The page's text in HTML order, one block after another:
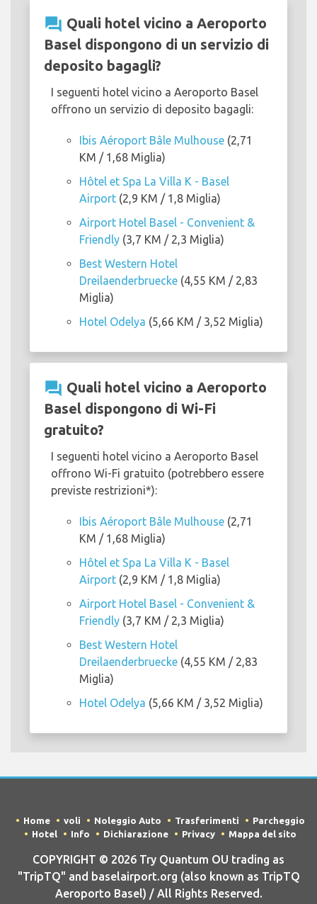
question_answer Quali hotel vicino a Aeroporto
Basel dispongono di un servizio di
deposito bagagli?
I seguenti hotel vicino a Aeroporto Basel
offrono un servizio di deposito bagagli:
Ibis Aéroport Bâle Mulhouse (2,71
KM / 1,68 Miglia)
Hôtel et Spa La Villa K - Basel
Airport (2,9 KM / 1,8 Miglia)
Airport Hotel Basel - Convenient &
Friendly (3,7 KM / 2,3 Miglia)
Best Western Hotel
Dreilaenderbruecke (4,55 KM / 2,83
Miglia)
Hotel Odelya (5,66 KM / 3,52 Miglia)
question_answer Quali hotel vicino a Aeroporto
Basel dispongono di Wi-Fi
gratuito?
I seguenti hotel vicino a Aeroporto Basel
offrono Wi-Fi gratuito (potrebbero essere
previste restrizioni*):
Ibis Aéroport Bâle Mulhouse (2,71
KM / 1,68 Miglia)
Hôtel et Spa La Villa K - Basel
Airport (2,9 KM / 1,8 Miglia)
Airport Hotel Basel - Convenient &
Friendly (3,7 KM / 2,3 Miglia)
Best Western Hotel
Dreilaenderbruecke (4,55 KM / 2,83
Miglia)
Hotel Odelya (5,66 KM / 3,52 Miglia)
Home voli Noleggio Auto Trasferimenti
Parcheggio
Hotel
Info Dichiarazione Privacy Mappa del sito
COPYRIGHT © 2026 Try Quantum OU trading as
"TripTQ" and baselairport.org (also known as TripTQ
Aeroporto Basel) / All Rights Reserved.